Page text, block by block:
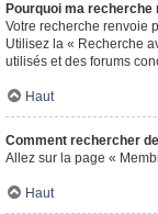
Pourquoi ma recherche
Votre recherche renvoie
Utilisez la « Recherche
utilisés et des forums
Haut
Comment rechercher
Allez sur la page «
Haut